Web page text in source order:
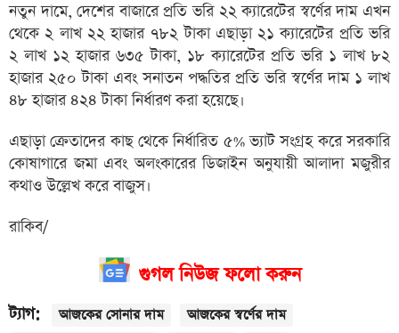
নতুন দামে, দেশের বাজারে প্রতি ভরি ২২ ক্যারেটের স্বর্ণের দাম এখন
থেকে ২ লাখ ২২ হাজার ৭৮২ টাকা এছাড়া ২১ ক্যারেটের প্রতি ভরি
২ লাখ ১২ হাজার ৬৩৫ টাকা, ১৮ ক্যারেটের প্রতি ভরি ১ লাখ ৮২
হাজার ২৫০ টাকা এবং সনাতন পদ্ধতির প্রতি ভরি স্বর্ণের দাম ১ লাখ
৪৮ হাজার ৪২৪ টাকা নির্ধারণ করা হয়েছে।
এছাড়া ক্রেতাদের কাছ থেকে নির্ধারিত ৫% ভ্যাট সংগ্রহ করে সরকারি
কোষাগারে জমা এবং অলংকারের ডিজাইন অনুযায়ী আলাদা মজুরীর
কথাও উল্লেখ করে বাজুস।
রাকিব/
গুগল নিউজ ফলো করুন
ট্যাগ: আজকের সোনার দাম
আজকের স্বর্ণের দাম